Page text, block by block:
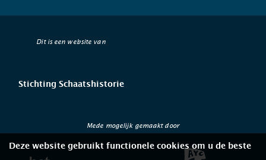
Dit is een website van
Stichting Schaatshistorie
Mede mogelijk gemaakt door
Deze website gebruikt functionele cookies om u de beste